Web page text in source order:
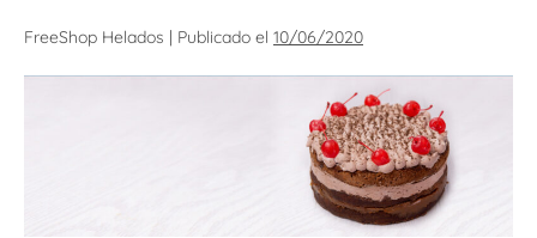
FreeShop Helados | Publicado el 10/06/2020